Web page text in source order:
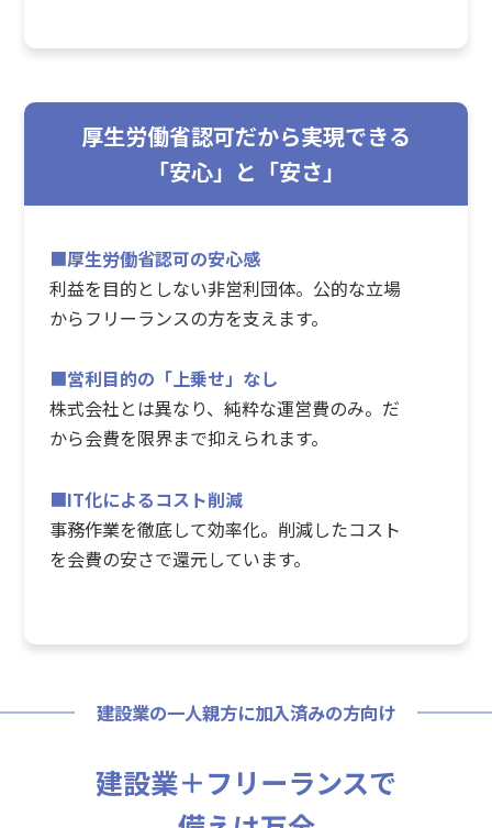
厚生労働省認可だから実現できる
「安心」と「安さ」
■厚生労働省認可の安心感
利益を目的としない非営利団体。公的な立場
からフリーランスの方を支えます。
■営利目的の「上乗せ」なし
株式会社とは異なり、純粋な運営費のみ。だ
から会費を限界まで抑えられます。
■IT化によるコスト削減
事務作業を徹底して効率化。削減したコスト
を会費の安さで還元しています。
建設業の一人親方に加入済みの方向け
建設業＋フリーランスで